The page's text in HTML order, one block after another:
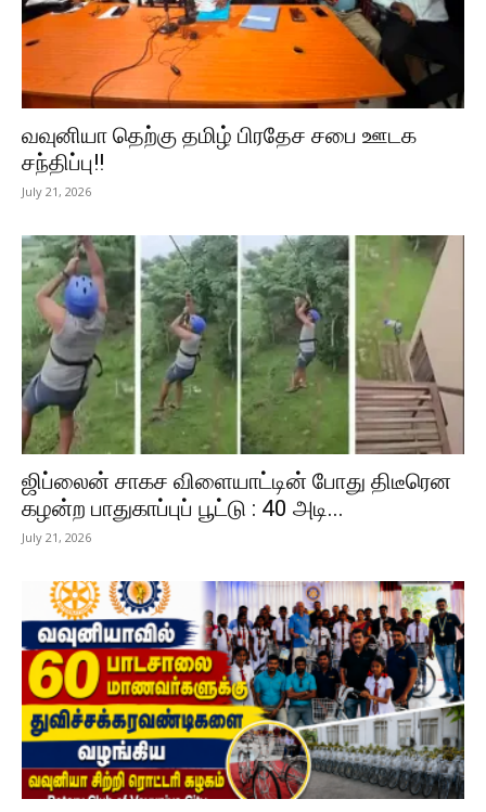
வவுனியா தெற்கு தமிழ் பிரதேச சபை ஊடக
சந்திப்பு!!
July 21, 2026
ஜிப்லைன் சாகச விளையாட்டின் போது திடீரென
கழன்ற பாதுகாப்புப் பூட்டு : 40 அடி...
July 21, 2026